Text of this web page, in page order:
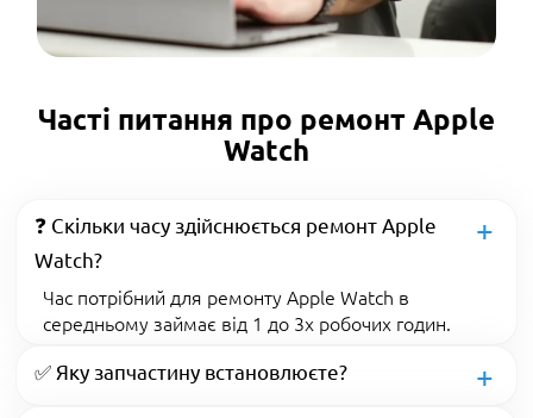
Часті питання про ремонт Apple
Watch
❓ Скільки часу здійснюється ремонт Apple
Watch?
Час потрібний для ремонту Apple Watch в
середньому займає від 1 до 3х робочих годин.
✅ Яку запчастину встановлюєте?